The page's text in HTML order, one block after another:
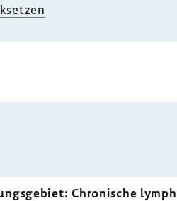
Chro­ni­sche